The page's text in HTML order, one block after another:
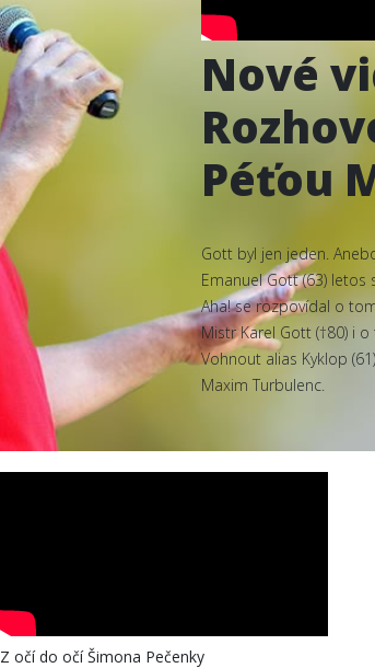
Nové
Péťou
Gott byl jen jeden.
Emanuel Gott (63) letos
Aha! se rozpovídal o
Mistr Karel Gott (†80) i
Vohnout alias Kyklop
Maxim Turbulenc.
Z očí do očí Šimona Pečenky